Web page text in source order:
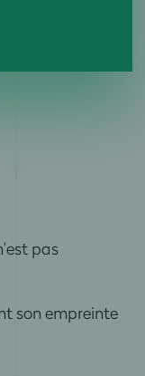
pas
son empreinte